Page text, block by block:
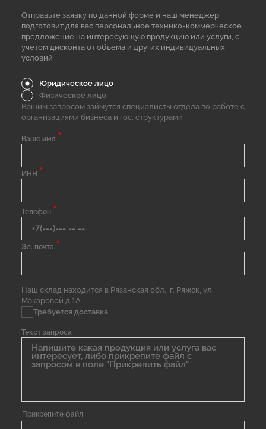
Отправьте заявку по данной форме и наш менеджер
подготовит для вас персональное технико-коммерческое
предложение на интересующую продукцию или услуги, с
учетом дисконта от объема и других индивидуальных
условий
Юридическое лицо
Физическое лицо
Вашим запросом займутся специалисты отдела по работе с
организациями бизнеса и гос. структурами
Ваше имя *
ИНН *
Телефон *
Эл. почта *
Наш склад находится в Рязанская обл., г. Ряжск, ул.
Макаровой д.1А
Требуется доставка
Текст запроса